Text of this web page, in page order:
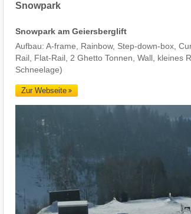
Snowpark
Snowpark am Geiersberglift
Aufbau: A-frame, Rainbow, Step-down-box,
Rail, Flat-Rail, 2 Ghetto Tonnen, Wall, kleines
Schneelage)
Zur Webseite